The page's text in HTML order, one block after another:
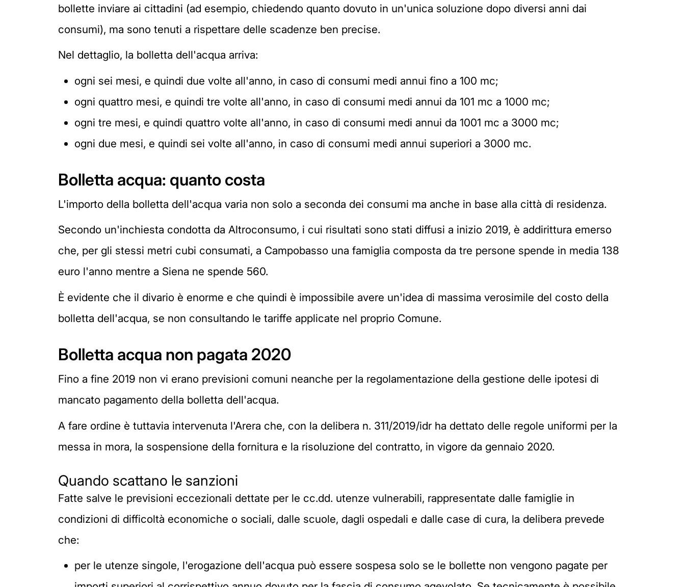
bollette inviare ai cittadini (ad esempio, chiedendo quanto dovuto in un'unica soluzione dopo diversi anni dai
consumi), ma sono tenuti a rispettare delle scadenze ben precise.
Nel dettaglio, la bolletta dell'acqua arriva:
ogni sei mesi, e quindi due volte all'anno, in caso di consumi medi annui fino a 100 mc;
ogni quattro mesi, e quindi tre volte all'anno, in caso di consumi medi annui da 101 mc a 1000 mc;
ogni tre mesi, e quindi quattro volte all'anno, in caso di consumi medi annui da 1001 mc a 3000 mc;
ogni due mesi, e quindi sei volte all'anno, in caso di consumi medi annui superiori a 3000 mc.
Bolletta acqua: quanto costa
L'importo della bolletta dell'acqua varia non solo a seconda dei consumi ma anche in base alla città di residenza.
Secondo un'inchiesta condotta da Altroconsumo, i cui risultati sono stati diffusi a inizio 2019, è addirittura emerso
che, per gli stessi metri cubi consumati, a Campobasso una famiglia composta da tre persone spende in media 138
euro l'anno mentre a Siena ne spende 560.
È evidente che il divario è enorme e che quindi è impossibile avere un'idea di massima verosimile del costo della
bolletta dell'acqua, se non consultando le tariffe applicate nel proprio Comune.
Bolletta acqua non pagata 2020
Fino a fine 2019 non vi erano previsioni comuni neanche per la regolamentazione della gestione delle ipotesi di
mancato pagamento della bolletta dell'acqua.
A fare ordine è tuttavia intervenuta l'Arera che, con la delibera n. 311/2019/idr ha dettato delle regole uniformi per la
messa in mora, la sospensione della fornitura e la risoluzione del contratto, in vigore da gennaio 2020.
Quando scattano le sanzioni
Fatte salve le previsioni eccezionali dettate per le cc.dd. utenze vulnerabili, rappresentate dalle famiglie in
condizioni di difficoltà economiche o sociali, dalle scuole, dagli ospedali e dalle case di cura, la delibera prevede
che:
per le utenze singole, l'erogazione dell'acqua può essere sospesa solo se le bollette non vengono pagate per